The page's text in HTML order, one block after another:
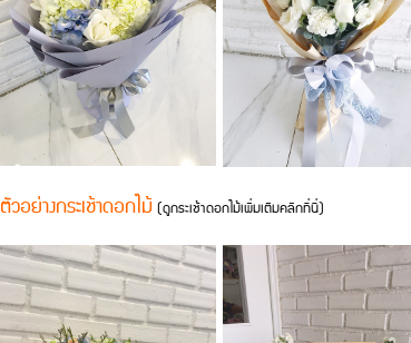
ตัวอย่างกระเช้าดอกไม้(ดูกระเช้าดอกไม้เพิ่มเติมคลิกที่นี่)